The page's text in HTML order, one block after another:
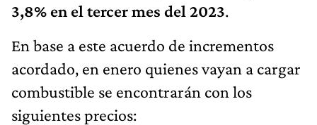
3,8% en el tercer mes del 2023.
En base a este acuerdo de incrementos
acordado, en enero quienes vayan a cargar
combustible se encontrarán con los
siguientes precios: